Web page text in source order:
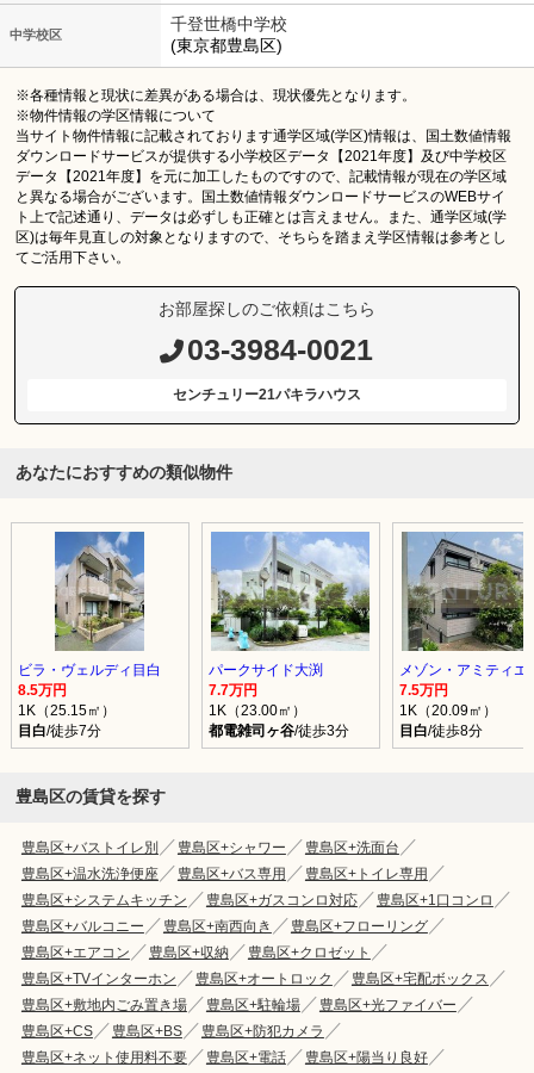
中学校区
千登世橋中学校
(東京都豊島区)
※各種情報と現状に差異がある場合は、現状優先となります。
※物件情報の学区情報について
当サイト物件情報に記載されております通学区域(学区)情報は、国土数値情報
ダウンロードサービスが提供する小学校区データ【2021年度】及び中学校区
データ【2021年度】を元に加工したものですので、記載情報が現在の学区域
と異なる場合がございます。国土数値情報ダウンロードサービスのWEBサイ
ト上で記述通り、データは必ずしも正確とは言えません。また、通学区域(学
区)は毎年見直しの対象となりますので、そちらを踏まえ学区情報は参考とし
てご活用下さい。
お部屋探しのご依頼はこちら
03-3984-0021
センチュリー21パキラハウス
あなたにおすすめの類似物件
ビラ・ヴェルディ目白
8.5万円
1K（25.15㎡）
目白/徒歩7分
パークサイド大渕
7.7万円
1K（23.00㎡）
都電雑司ヶ谷/徒歩3分
メゾン・アミティエ
7.5万円
1K（20.09㎡）
目白/徒歩8分
豊島区の賃貸を探す
豊島区+バストイレ別 豊島区+シャワー
豊島区+洗面台
豊島区+温水洗浄便座
豊島区+バス専用
豊島区+トイレ専用
豊島区+システムキッチン
豊島区+ガスコンロ対応
豊島区+1口コンロ
豊島区+バルコニー
豊島区+南西向き
豊島区+フローリング
豊島区+エアコン
豊島区+収納
豊島区+クロゼット
豊島区+TVインターホン
豊島区+オートロック
豊島区+宅配ボックス
豊島区+敷地内ごみ置き場
豊島区+駐輪場
豊島区+光ファイバー
豊島区+CS
豊島区+BS
豊島区+防犯カメラ
豊島区+ネット使用料不要
豊島区+電話
豊島区+陽当り良好